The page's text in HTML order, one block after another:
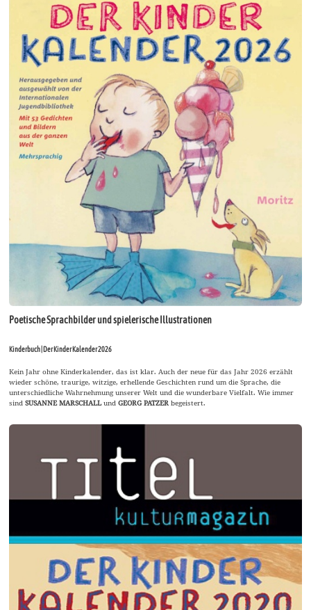
Poetische Sprachbilder und spielerische Illustrationen
Kinderbuch | Der Kinder Kalender 2026
Kein Jahr ohne Kinderkalender, das ist klar. Auch der neue für das Jahr 2026 erzählt
wieder schöne, traurige, witzige, erhellende Geschichten rund um die Sprache, die
unterschiedliche Wahrnehmung unserer Welt und die wunderbare Vielfalt. Wie immer
sindSUSANNE MARSCHALLundGEORG PATZERbegeistert.